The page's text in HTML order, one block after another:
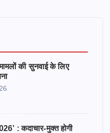
मामलों की सुनवाई के लिए
: कदाचार-मुक्त होगी